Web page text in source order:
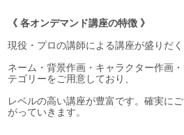
《 各オンデマンド講座の特徴 》
現役・プロの講師による講座が盛りだく
ネーム・背景作画・キャラクター作画
テゴリーをご用意しており、
レベルの高い講座が豊富です。確実に
がっていきます。